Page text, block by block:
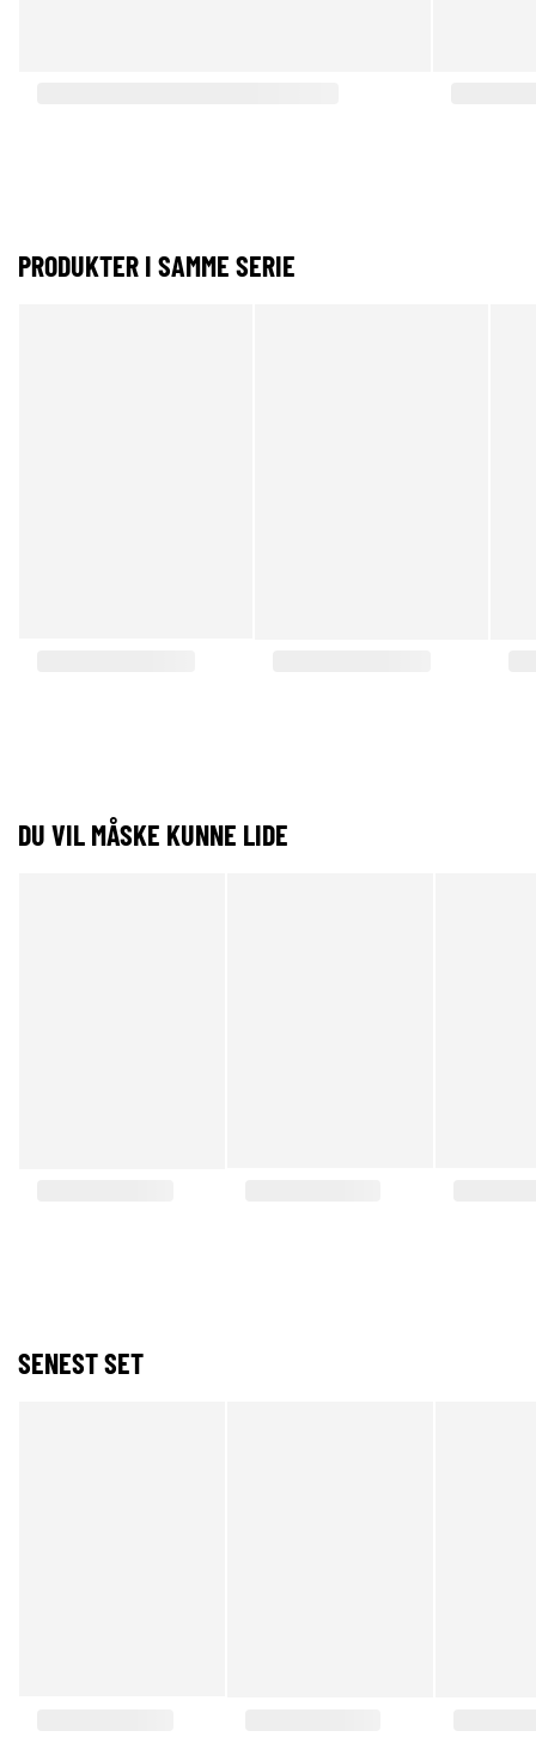
PRODUKTER I SAMME SERIE
DU VIL MÅSKE KUNNE LIDE
SENEST SET